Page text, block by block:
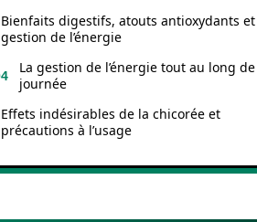
Bienfaits digestifs, atouts antioxydants et
gestion de l’énergie
La gestion de l’énergie tout au long
journée
Effets indésirables de la chicorée et
précautions à l’usage